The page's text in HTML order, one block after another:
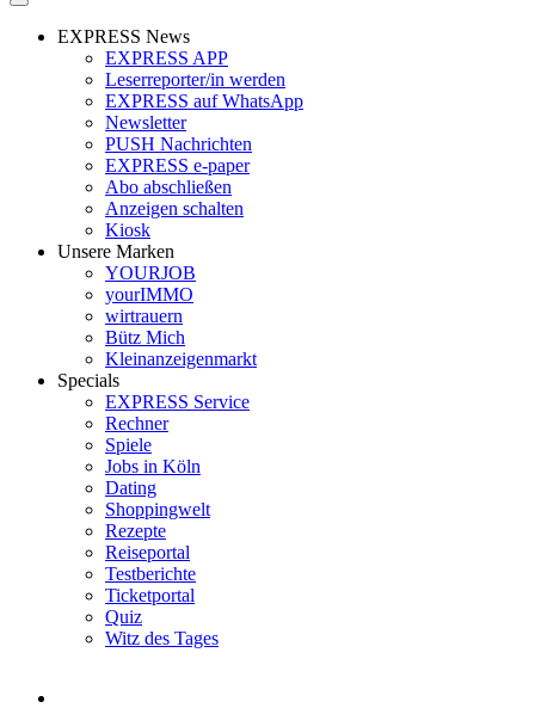
EXPRESS News
EXPRESS APP
Leserreporter/in werden
EXPRESS auf WhatsApp
Newsletter
PUSH Nachrichten
EXPRESS e-paper
Abo abschließen
Anzeigen schalten
Kiosk
Unsere Marken
YOURJOB
yourIMMO
wirtrauern
Bütz Mich
Kleinanzeigenmarkt
Specials
EXPRESS Service
Rechner
Spiele
Jobs in Köln
Dating
Shoppingwelt
Rezepte
Reiseportal
Testberichte
Ticketportal
Quiz
Witz des Tages